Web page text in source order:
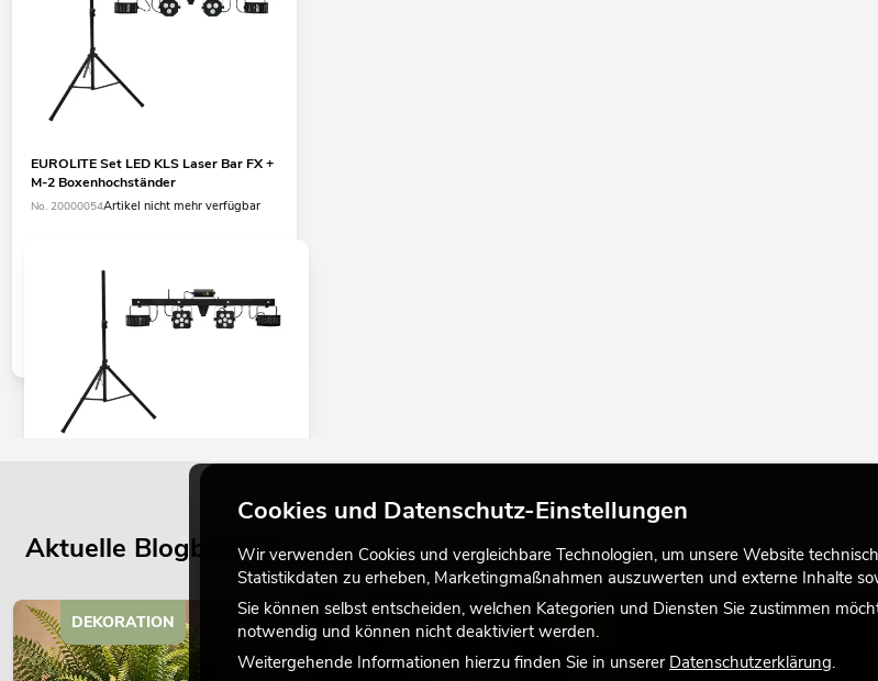
EUROLITE Set LED KLS Laser Bar FX +
M-2 Boxenhochständer
No. 20000054Artikel nicht mehr verfügbar
EUROLITE Set LED KLS Laser Bar PRO
Artikel nicht mehr verfügbar
Aktuelle Blogbeiträge
DEKORATION LICHT
Cookies und Datenschutz-Einstellungen
Wir verwenden Cookies und vergleichbare Technologien, um unsere Website
Statistikdaten zu erheben, Marketingmaßnahmen auszuwerten und externe Inhalte
Sie können selbst entscheiden, welchen Kategorien und Diensten Sie zustimmen
notwendig und können nicht deaktiviert werden.
Weitergehende Informationen hierzu finden Sie in unserer Datenschutzerklärung.